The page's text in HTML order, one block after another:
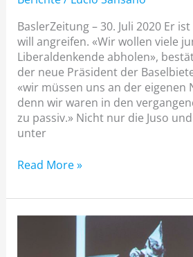
BaslerZeitung – 30. Juli 2020 Er
will angreifen. «Wir wollen viele
Liberaldenkende abholen»,
der neue Präsident der
«wir müssen uns an der eigenen
denn wir waren in den
zu passiv.» Nicht nur die Juso
unter
Read More »